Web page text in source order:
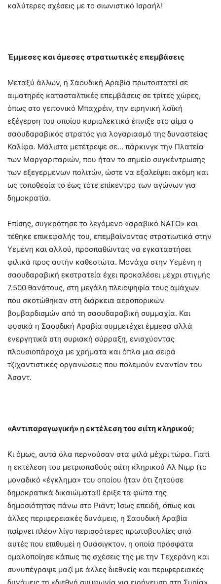
καλύτερες σχέσεις με το σιωνιστικό Ισραήλ!
Έμμεσες και άμεσες στρατιωτικές επεμβάσεις
Μεταξύ άλλων, η Σαουδική Αραβία πρωτοστατεί σε
αιματηρές κατασταλτικές επεμβάσεις σε τρίτες χώρες,
όπως στο γειτονικό Μπαχρέιν, την ειρηνική λαϊκή
εξέγερση του οποίου κυριολεκτικά έπνιξε στο αίμα ο
σαουδαραβικός στρατός για λογαριασμό της δυναστείας
Καλίφα. Μάλιστα μετέτρεψε σε… πάρκινγκ την Πλατεία
των Μαργαριταριών, που ήταν το σημείο συγκέντρωσης
των εξεγερμένων πολιτών, ώστε να εξαλείψει ακόμη και
ως τοποθεσία το έως τότε επίκεντρο των αγώνων για
δημοκρατία.
Επίσης, συγκρότησε το λεγόμενο «αραβικό ΝΑΤΟ» και
τέθηκε επικεφαλής του, επεμβαίνοντας στρατιωτικά στην
Υεμένη και αλλού, προσπαθώντας να εγκαταστήσει
φιλικά προς αυτήν καθεστώτα. Μονάχα στην Υεμένη η
σαουδαραβική εκστρατεία έχει προκαλέσει μέχρι στιγμής
7.500 θανάτους, στη μεγάλη πλειοψηφία τους αμάχων
που σκοτώθηκαν στη διάρκεια αεροπορικών
βομβαρδισμών από τη σαουδαραβική συμμαχία. Και
φυσικά η Σαουδική Αραβία συμμετέχει έμμεσα αλλά
ενεργητικά στη συριακή σύρραξη, ενισχύοντας
πλουσιοπάροχα με χρήματα και όπλα μια σειρά
τζιχαντιστικές οργανώσεις που πολεμούν εναντίον του
Άσαντ.
«Αντιπαραγωγική» η εκτέλεση του σιίτη κληρικού;
Κι όμως, αυτά όλα περνούσαν στα ψιλά μέχρι τώρα. Γιατί
η εκτέλεση του μετριοπαθούς σιίτη κληρικού Αλ Νιμρ (το
μοναδικό «έγκλημα» του οποίου ήταν ότι ζητούσε
δημοκρατικά δικαιώματα!) έριξε τα φώτα της
δημοσιότητας πάνω στο Ριάντ; Ίσως επειδή, όπως και
άλλες περιφερειακές δυνάμεις, η Σαουδική Αραβία
παίρνει πλέον λίγο περισσότερες πρωτοβουλίες από
αυτές που επιθυμεί η Ουάσιγκτον, η οποία πρόσφατα
ομαλοποίησε κάπως τις σχέσεις της με την Τεχεράνη και
συνυπέγραψε μαζί με άλλες διεθνείς και περιφερειακές